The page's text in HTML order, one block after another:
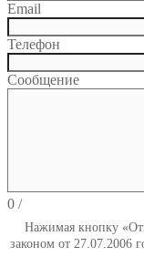
Email
Телефон
Сообщение
0 /
Нажимая кнопку
законом от 27.07.2006